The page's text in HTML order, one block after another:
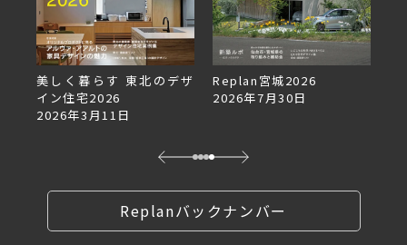
美しく暮らす 東北のデザ
イン住宅2026
2026年3月11日
Replan宮城2026
2026年7月30日
Replanバックナンバー